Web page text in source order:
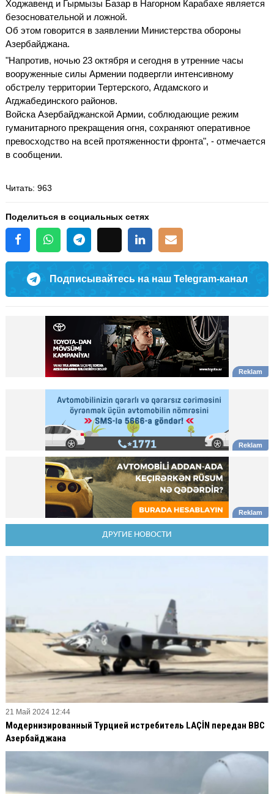
Ходжавенд и Гырмызы Базар в Нагорном Карабахе является
безосновательной и ложной.
Oб этом говорится в заявлении Министерства обороны
Азербайджана.
"Напротив, ночью 23 октября и сегодня в утренние часы
вооруженные силы Армении подвергли интенсивному
обстрелу территории Тертерского, Агдамского и
Агджабединского районов.
Войска Азербайджанской Армии, соблюдающие режим
гуманитарного прекращения огня, сохраняют оперативное
превосходство на всей протяженности фронта", - отмечается
в сообщении.
Читать: 963
Поделиться в социальных сетях
Подписывайтесь на наш Telegram-канал
ДРУГИЕ НОВОСТИ
21 Май 2024 12:44
Модернизированный Турцией истребитель LAÇİN передан ВВС
Азербайджана